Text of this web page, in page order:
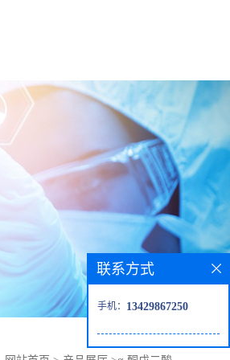
联系方式
手机： 13429867250